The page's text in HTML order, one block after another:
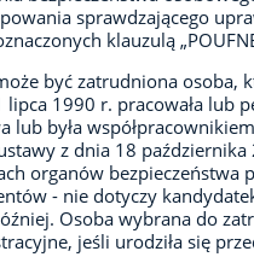
sprawdzającego
klauzulą
być zatrudniona osoba,
1990 r. pracowała lub
lub była
z dnia 18
organów bezpieczeństwa
- nie dotyczy
Osoba wybrana do
jeśli urodziła się